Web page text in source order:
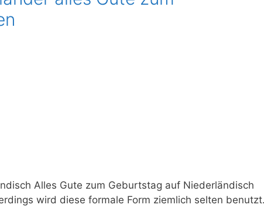
Alles Gute zum Geburtstag auf Niederländisch
wird diese formale Form ziemlich selten